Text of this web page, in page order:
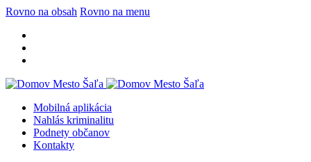
Rovno na obsah Rovno na menu
Mobilná aplikácia
Nahlás kriminalitu
Podnety občanov
Kontakty